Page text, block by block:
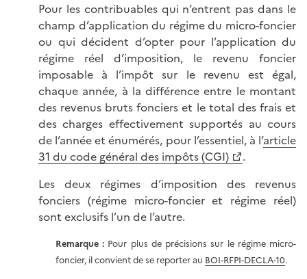
Pour les contribuables qui n’entrent pas dans le
champ d’application du régime du micro-foncier
ou qui décident d’opter pour l’application du
régime réel d’imposition, le revenu foncier
imposable à l’impôt sur le revenu est égal,
chaque année, à la différence entre le montant
des revenus bruts fonciers et le total des frais et
des charges effectivement supportés au cours
de l’année et énumérés, pour l’essentiel, à l’article
31 du code général des impôts (CGI)
.
Les deux régimes d’imposition des revenus
fonciers (régime micro-foncier et régime réel)
sont exclusifs l’un de l’autre.
Remarque : Pour plus de précisions sur le régime micro-
foncier, il convient de se reporter au BOI-RFPI-DECLA-10.